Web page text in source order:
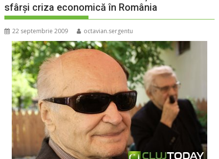
sfârși criza economică în România
22 septembrie 2009 octavian.sergentu